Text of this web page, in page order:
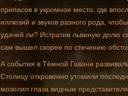
припасов в укромное место, где
иллюзий и звуков разного рода,
удачей ли? Истратив львиную долю
сам вышел скорее по стечению
А события в Тёмной Гавани
Столицу откровенно утомили
мозолил глаза видным